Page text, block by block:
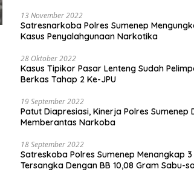
13 November 2022
Satresnarkoba Polres Sumenep
Kasus Penyalahgunaan Narkotika
28 Oktober 2022
Kasus Tipikor Pasar Lenteng Sudah
Berkas Tahap 2 Ke-JPU
19 September 2022
Patut Diapresiasi, Kinerja Polres Sumenep
Memberantas Narkoba
18 September 2022
Satreskoba Polres Sumenep Menangkap 3
Tersangka Dengan BB 10,08 Gram Sabu-